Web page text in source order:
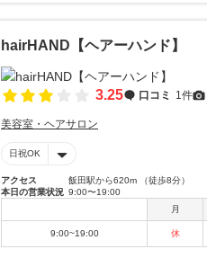
hairHAND【ヘアーハンド】
3.25 口コミ 1件
美容室・ヘアサロン
日祝OK
アクセス
飯田駅から620m （徒歩8分）
本日の営業状況 9:00〜19:00
月
9:00~19:00 休